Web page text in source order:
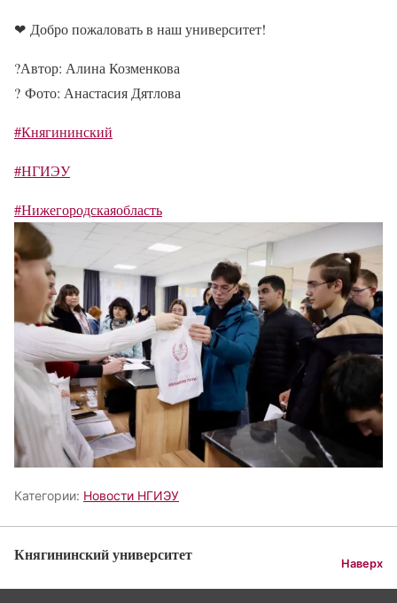
❤ Добро пожаловать в наш университет!
?Автор: Алина Козменкова
? Фото: Анастасия Дятлова
#Княгининский
#НГИЭУ
#Нижегородскаяобласть
Категории: Новости НГИЭУ
Княгининский университет Наверх